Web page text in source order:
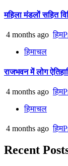
महिला मंडलों सहित
4 months ago
हिमाचल
राजभवन में लोग
4 months ago
हिमाचल
4 months ago
Recent